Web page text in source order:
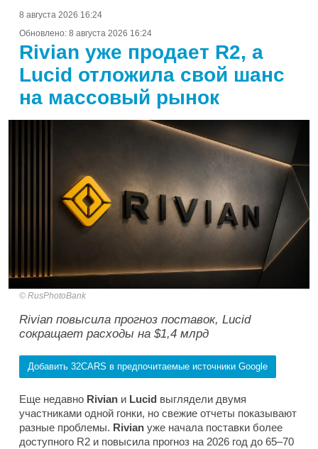
8 августа 2026 16:24
Обновлено: 8 августа 2026 16:24
Rivian уже продает R2, а
Lucid отложила свой шанс
на массовый рынок
RusPhotoBank
Rivian повысила прогноз поставок, Lucid
сокращает расходы на $1,4 млрд
Добавить 32CARS в предпочитаемые источники Google
Еще недавно Rivian и Lucid выглядели двумя
участниками одной гонки, но свежие отчеты показывают
разные проблемы. Rivian уже начала поставки более
доступного R2 и повысила прогноз на 2026 год до 65–70